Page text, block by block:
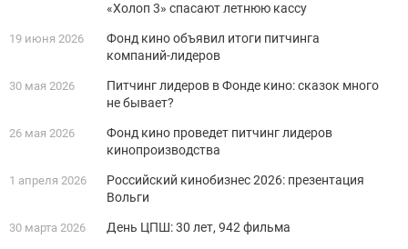
«Холоп 3» спасают летнюю кассу
19 июня 2026
Фонд кино объявил итоги питчинга
компаний-лидеров
30 мая 2026
Питчинг лидеров в Фонде кино: сказок много
не бывает?
26 мая 2026
Фонд кино проведет питчинг лидеров
кинопроизводства
1 апреля 2026
Российский кинобизнес 2026: презентация
Вольги
30 марта 2026 День ЦПШ: 30 лет, 942 фильма